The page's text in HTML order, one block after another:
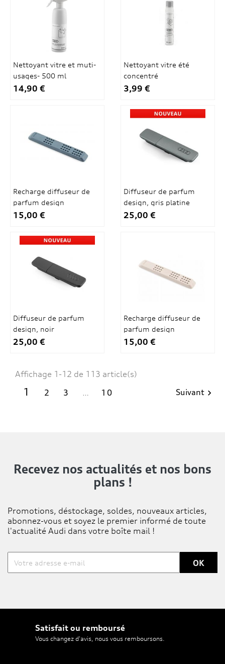
Nettoyant vitre et muti-
usages- 500 ml
14,90 €
Nettoyant vitre été
concentré
3,99 €
Recharge diffuseur de
parfum design
15,00 €
Diffuseur de parfum
design, gris platine
25,00 €
Diffuseur de parfum
design, noir
25,00 €
Recharge diffuseur de
parfum design
15,00 €
Affichage 1-12 de 113 article(s)
1 2 3 … 10 Suivant 
Recevez nos actualités et nos bons
plans !
Promotions, déstockage, soldes, nouveaux articles,
abonnez-vous et soyez le premier informé de toute
l'actualité Audi dans votre boîte mail !
Satisfait ou remboursé
Vous changez d'avis, nous vous remboursons.